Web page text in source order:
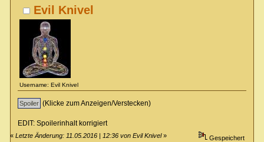
Evil Knivel
Username: Evil Knivel
(Klicke zum Anzeigen/Verstecken)
EDIT: Spoilerinhalt korrigiert
«Letzte Änderung: 11.05.2016 | 12:36 von Evil Knivel» Gespeichert